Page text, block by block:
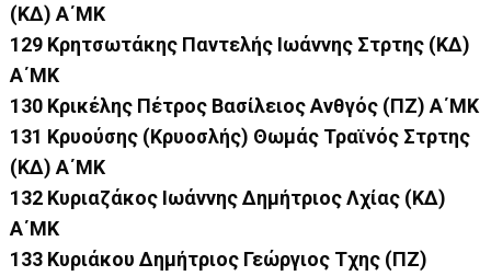
(ΚΔ) Α΄ΜΚ
129 Κρητσωτάκης Παντελής Ιωάννης Στρτης (ΚΔ)
Α΄ΜΚ
130 Κρικέλης Πέτρος Βασίλειος Ανθγός (ΠΖ) Α΄ΜΚ
131 Κρυούσης (Κρυοσλής) Θωμάς Τραϊνός Στρτης
(ΚΔ) Α΄ΜΚ
132 Κυριαζάκος Ιωάννης Δημήτριος Λχίας (ΚΔ)
Α΄ΜΚ
133 Κυριάκου Δημήτριος Γεώργιος Τχης (ΠΖ)